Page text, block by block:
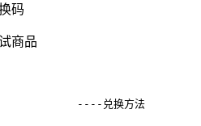
码
商品
----兑换方法